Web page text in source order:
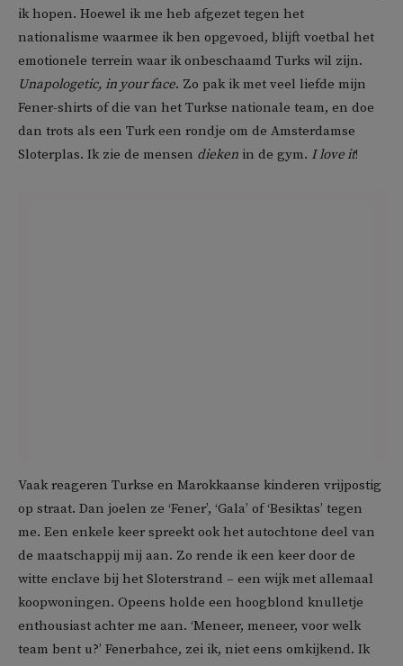
ik hopen. Hoewel ik me heb afgezet tegen het
nationalisme waarmee ik ben opgevoed, blijft voetbal het
emotionele terrein waar ik onbeschaamd Turks wil zijn.
Unapologetic, in your face. Zo pak ik met veel liefde mijn
Fener-shirts of die van het Turkse nationale team, en doe
dan trots als een Turk een rondje om de Amsterdamse
Sloterplas. Ik zie de mensen dieken in de gym. I love it!
Vaak reageren Turkse en Marokkaanse kinderen vrijpostig
op straat. Dan joelen ze ‘Fener’, ‘Gala’ of ‘Besiktas’ tegen
me. Een enkele keer spreekt ook het autochtone deel van
de maatschappij mij aan. Zo rende ik een keer door de
witte enclave bij het Sloterstrand – een wijk met allemaal
koopwoningen. Opeens holde een hoogblond knulletje
enthousiast achter me aan. ‘Meneer, meneer, voor welk
team bent u?’ Fenerbahce, zei ik, niet eens omkijkend. Ik